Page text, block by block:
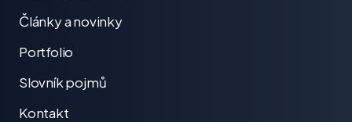
Články a novinky
Portfolio
Slovník pojmů
Kontakt